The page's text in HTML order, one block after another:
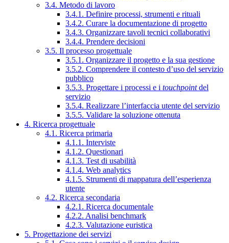
3.4. Metodo di lavoro
3.4.1. Definire processi, strumenti e rituali
3.4.2. Curare la documentazione di progetto
3.4.3. Organizzare tavoli tecnici collaborativi
3.4.4. Prendere decisioni
3.5. Il processo progettuale
3.5.1. Organizzare il progetto e la sua gestione
3.5.2. Comprendere il contesto d’uso del servizio
pubblico
3.5.3. Progettare i processi e i touchpointdel
servizio
3.5.4. Realizzare l’interfaccia utente del servizio
3.5.5. Validare la soluzione ottenuta
4. Ricerca progettuale
4.1. Ricerca primaria
4.1.1. Interviste
4.1.2. Questionari
4.1.3. Test di usabilità
4.1.4. Web analytics
4.1.5. Strumenti di mappatura dell’esperienza
utente
4.2. Ricerca secondaria
4.2.1. Ricerca documentale
4.2.2. Analisi benchmark
4.2.3. Valutazione euristica
5. Progettazione dei servizi